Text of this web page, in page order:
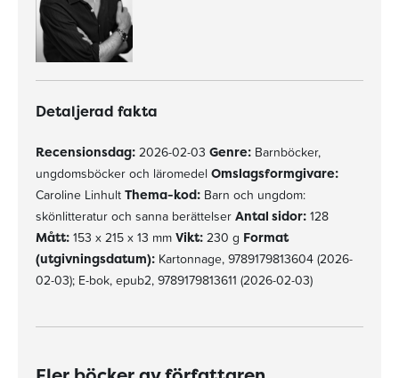
Detaljerad fakta
Recensionsdag: 2026-02-03 Genre: Barnböcker,
ungdomsböcker och läromedel Omslagsformgivare:
Caroline Linhult Thema-kod: Barn och ungdom:
skönlitteratur och sanna berättelser Antal sidor: 128
Mått: 153 x 215 x 13 mm Vikt: 230 g Format
(utgivningsdatum): Kartonnage, 9789179813604 (2026-
02-03); E-bok, epub2, 9789179813611 (2026-02-03)